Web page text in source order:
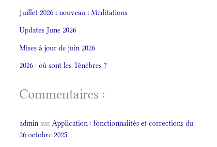
Juillet 2026 : nouveau : Méditations
Updates June 2026
Mises à jour de juin 2026
2026 : où sont les Ténèbres ?
Commentaires :
admin sur Application : fonctionnalités et corrections du
26 octobre 2025